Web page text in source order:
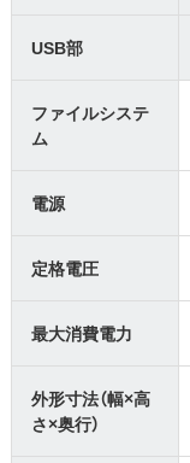
USB部
ファイルシステ
ム
電源
定格電圧
最大消費電力
外形寸法（幅×高
さ×奥行）